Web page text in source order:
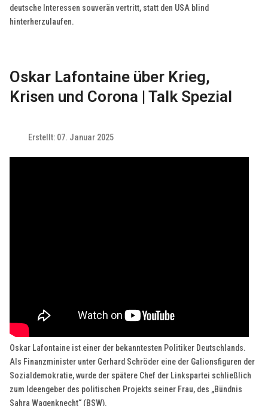
deutsche Interessen souverän vertritt, statt den USA blind
hinterherzulaufen.
Oskar Lafontaine über Krieg,
Krisen und Corona | Talk Spezial
Erstellt: 07. Januar 2025
Oskar Lafontaine ist einer der bekanntesten Politiker Deutschlands.
Als Finanzminister unter Gerhard Schröder eine der Galionsfiguren der
Sozialdemokratie, wurde der spätere Chef der Linkspartei schließlich
zum Ideengeber des politischen Projekts seiner Frau, des „Bündnis
Sahra Wagenknecht“ (BSW).